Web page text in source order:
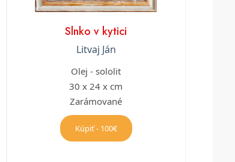
Slnko v kytici
Litvaj Ján
Olej - sololit
30 x 24 x cm
Zarámované
Kúpiť - 100€